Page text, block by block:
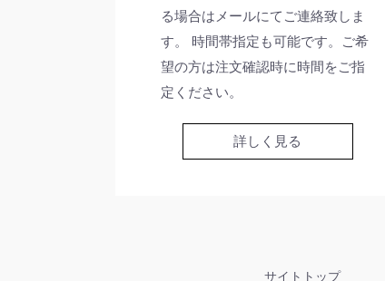
る場合はメールにてご連絡致しま
す。 時間帯指定も可能です。ご希
望の方は注文確認時に時間をご指
定ください。
詳しく見る
サイトトップ